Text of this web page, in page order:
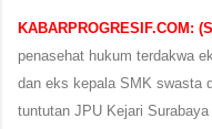
KABARPROGRESIF.COM:
penasehat hukum terdakwa
dan eks kepala SMK swasta
tuntutan JPU Kejari Surabaya